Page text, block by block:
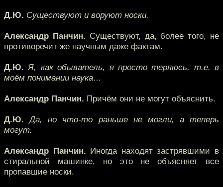
Д.Ю. Существуют и воруют носки.
Александр Панчин. Существуют, да, более того, не
противоречит же научным даже фактам.
Д.Ю. Я, как обыватель, я просто теряюсь, т.е. в
моём понимании наука…
Александр Панчин. Причём они не могут объяснить.
Д.Ю. Да, но что-то раньше не могли, а теперь
могут.
Александр Панчин. Иногда находят застрявшими в
стиральной машинке, но это не объясняет все
пропавшие носки.